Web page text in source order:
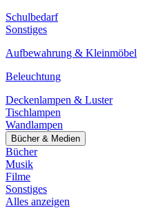
Schulbedarf
Sonstiges
Aufbewahrung & Kleinmöbel
Beleuchtung
Deckenlampen & Luster
Tischlampen
Wandlampen
Bücher & Medien
Bücher
Musik
Filme
Sonstiges
Alles anzeigen